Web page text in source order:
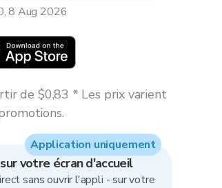
8 Aug 2026
de $0,83 * Les prix varient
votre écran d'accueil
sans ouvrir l'appli - sur votre
Application uniquement